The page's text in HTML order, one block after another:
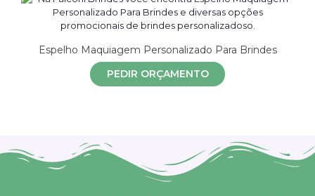
Espelho Maquiagem Personalizado Para Brindes
PEDIR ORÇAMENTO